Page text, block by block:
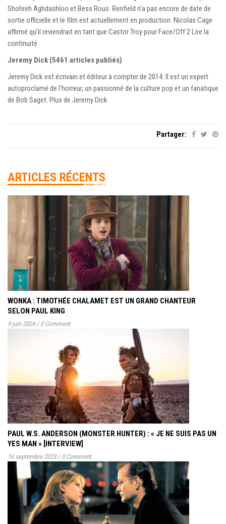
Shohreh Aghdashloo et Bess Rous. Renfield n’a pas encore de date de
sortie officielle et le film est actuellement en production. Nicolas Cage
affirmé qu’il reviendrait en tant que Castor Troy pour Face/Off 2 Lire la
continuité
Jeremy Dick (5461 articles publiés)
Jeremy Dick est écrivain et éditeur à compter de 2014. Il est un expert
autoproclamé de l’horreur, un passionné de la culture pop et un fanatique
de Bob Saget. Plus de Jeremy Dick
Partager:
ARTICLES RÉCENTS
WONKA : TIMOTHÉE CHALAMET EST UN GRAND CHANTEUR
SELON PAUL KING
9 juin 2024 / 0 Comment
PAUL W.S. ANDERSON (MONSTER HUNTER) : « JE NE SUIS PAS UN
YES MAN » [INTERVIEW]
16 septembre 2023 / 0 Comment